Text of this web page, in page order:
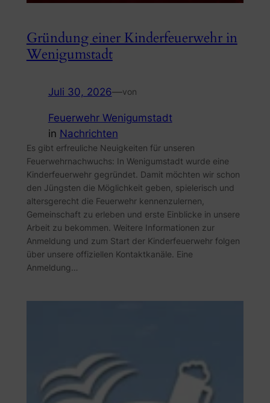
Gründung einer Kinderfeuerwehr in
Wenigumstadt
Juli 30, 2026—von
Feuerwehr Wenigumstadt
in Nachrichten
Es gibt erfreuliche Neuigkeiten für unseren
Feuerwehrnachwuchs: In Wenigumstadt wurde eine
Kinderfeuerwehr gegründet. Damit möchten wir schon
den Jüngsten die Möglichkeit geben, spielerisch und
altersgerecht die Feuerwehr kennenzulernen,
Gemeinschaft zu erleben und erste Einblicke in unsere
Arbeit zu bekommen. Weitere Informationen zur
Anmeldung und zum Start der Kinderfeuerwehr folgen
über unsere offiziellen Kontaktkanäle. Eine
Anmeldung…